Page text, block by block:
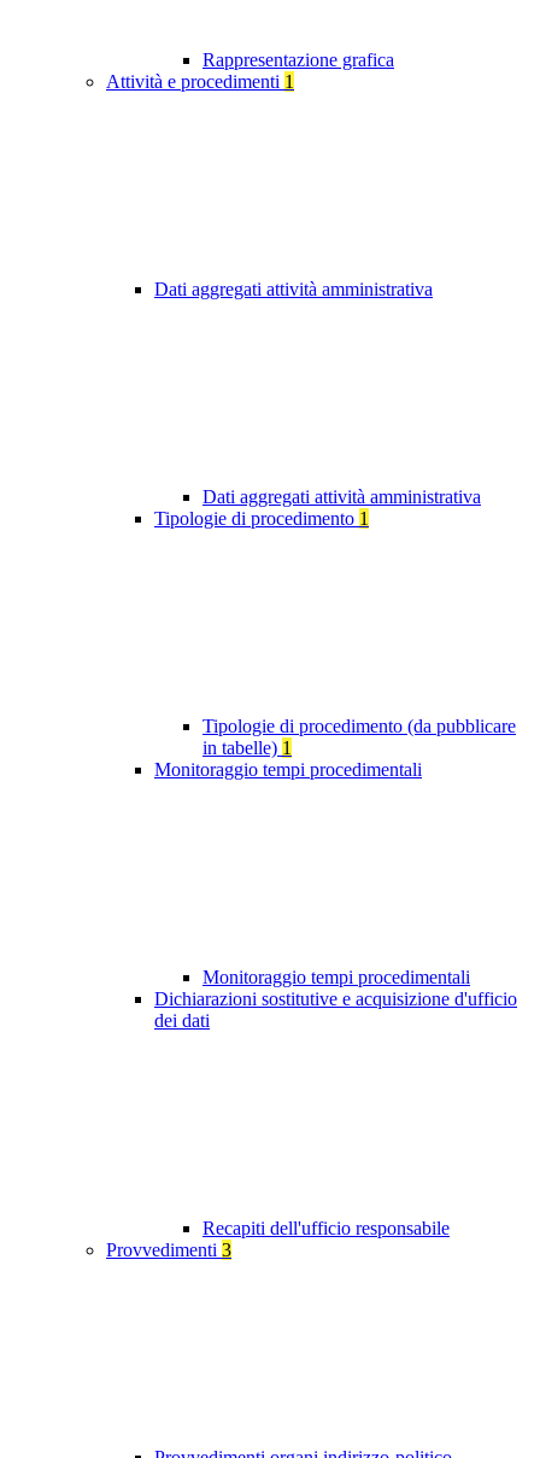
Rappresentazione grafica
Attività e procedimenti 1
Dati aggregati attività amministrativa
Dati aggregati attività amministrativa
Tipologie di procedimento 1
Tipologie di procedimento (da pubblicare
in tabelle) 1
Monitoraggio tempi procedimentali
Monitoraggio tempi procedimentali
Dichiarazioni sostitutive e acquisizione d'ufficio
dei dati
Recapiti dell'ufficio responsabile
Provvedimenti 3